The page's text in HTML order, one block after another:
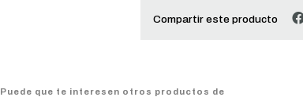
Compartir este producto
Puede que te interesen otros productos de